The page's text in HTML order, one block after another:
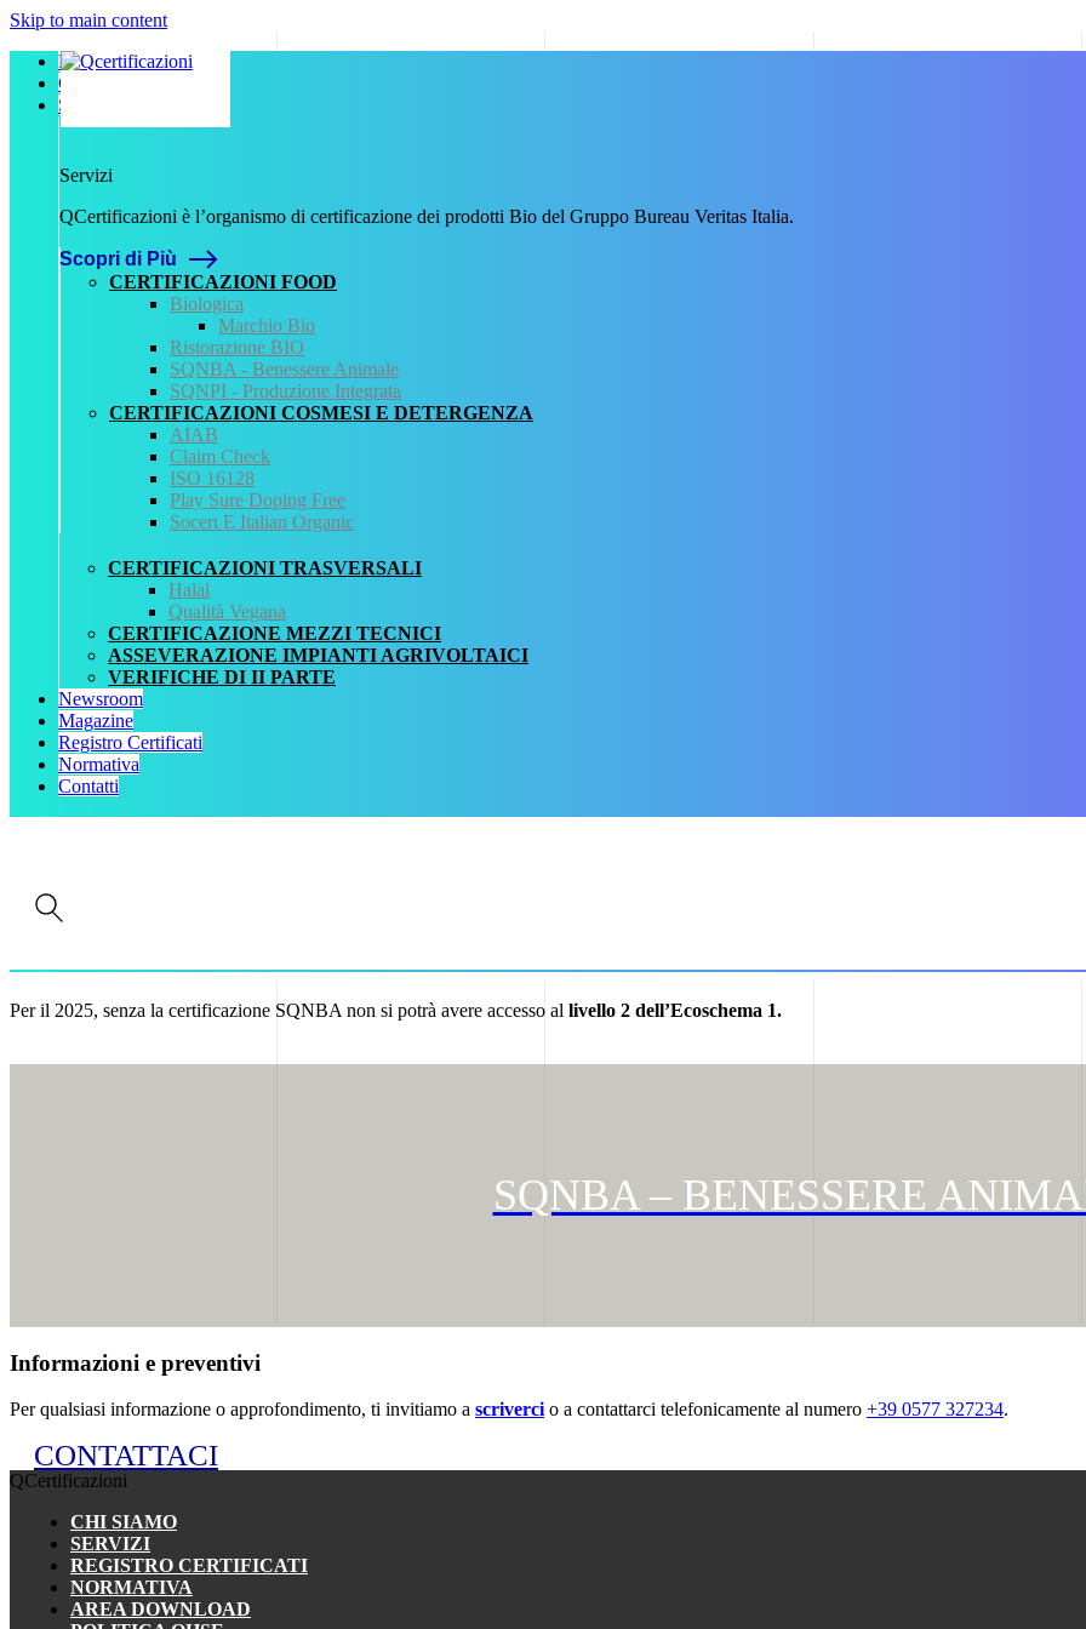
Skip to main content
Home
Chi Siamo
Servizi
Servizi
QCertificazioni è l’organismo di certificazione dei prodotti Bio del Gruppo Bureau Veritas Italia.
Scopri di Più
CERTIFICAZIONI FOOD
Biologica
Marchio Bio
Ristorazione BIO
SQNBA - Benessere Animale
SQNPI - Produzione Integrata
CERTIFICAZIONI COSMESI E DETERGENZA
AIAB
Claim Check
ISO 16128
Play Sure Doping Free
Socert E Italian Organic
CERTIFICAZIONI TRASVERSALI
Halal
Qualità Vegana
CERTIFICAZIONE MEZZI TECNICI
ASSEVERAZIONE IMPIANTI AGRIVOLTAICI
VERIFICHE DI II PARTE
Newsroom
Magazine
Registro Certificati
Normativa
Contatti
Home
News
SQNBA • Proroga presentazione domande al 30 settembre
Le aziende interessate alla certificzione SQNBA possono
Per il 2025, senza la certificazione SQNBA non si potrà avere accesso al livello 2 dell’Ecoschema 1.
SQNBA – BENESSERE
Informazioni e preventivi
Per qualsiasi informazione o approfondimento, ti invitiamo a scrivercio a contattarci telefonicamente al numero +39 0577 327234.
CONTATTACI
QCertificazioni
CHI SIAMO
SERVIZI
REGISTRO CERTIFICATI
NORMATIVA
AREA DOWNLOAD